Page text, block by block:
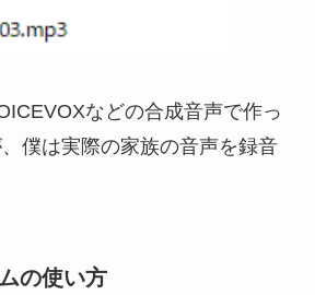
などの合成音声で作っ
僕は実際の家族の音声を録音
の使い方